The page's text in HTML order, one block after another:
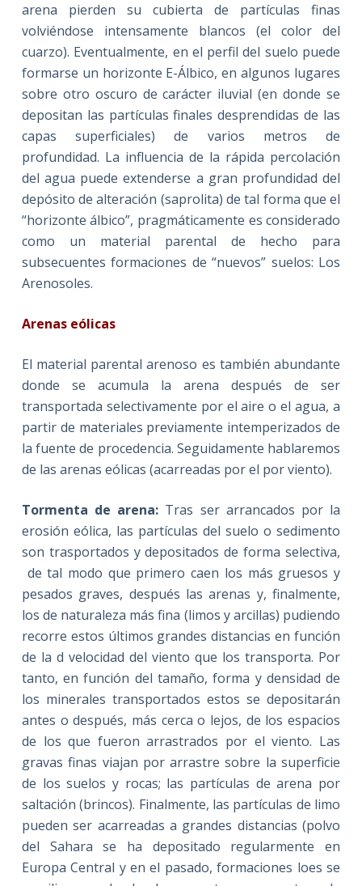
arena pierden su cubierta de partículas finas
volviéndose intensamente blancos (el color del
cuarzo). Eventualmente, en el perfil del suelo puede
formarse un horizonte E-Álbico, en algunos lugares
sobre otro oscuro de carácter iluvial (en donde se
depositan las partículas finales desprendidas de las
capas superficiales) de varios metros de
profundidad. La influencia de la rápida percolación
del agua puede extenderse a gran profundidad del
depósito de alteración (saprolita) de tal forma que el
“horizonte álbico”, pragmáticamente es considerado
como un material parental de hecho para
subsecuentes formaciones de “nuevos” suelos: Los
Arenosoles.
Arenas eólicas
El material parental arenoso es también abundante
donde se acumula la arena después de ser
transportada selectivamente por el aire o el agua, a
partir de materiales previamente intemperizados de
la fuente de procedencia. Seguidamente hablaremos
de las arenas eólicas (acarreadas por el por viento).
Tormenta de arena: Tras ser arrancados por la
erosión eólica, las partículas del suelo o sedimento
son trasportados y depositados de forma selectiva,
de tal modo que primero caen los más gruesos y
pesados graves, después las arenas y, finalmente,
los de naturaleza más fina (limos y arcillas) pudiendo
recorre estos últimos grandes distancias en función
de la d velocidad del viento que los transporta. Por
tanto, en función del tamaño, forma y densidad de
los minerales transportados estos se depositarán
antes o después, más cerca o lejos, de los espacios
de los que fueron arrastrados por el viento. Las
gravas finas viajan por arrastre sobre la superficie
de los suelos y rocas; las partículas de arena por
saltación (brincos). Finalmente, las partículas de limo
pueden ser acarreadas a grandes distancias (polvo
del Sahara se ha depositado regularmente en
Europa Central y en el pasado, formaciones loes se